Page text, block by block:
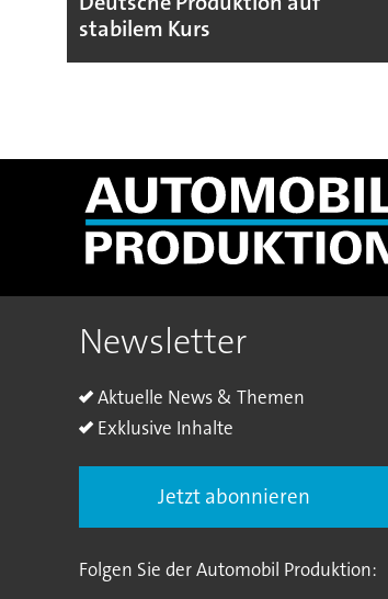
stabilem Kurs
Newsletter
Aktuelle News & Themen
Exklusive Inhalte
Jetzt abonnieren
Folgen Sie der Automobil Produktion: